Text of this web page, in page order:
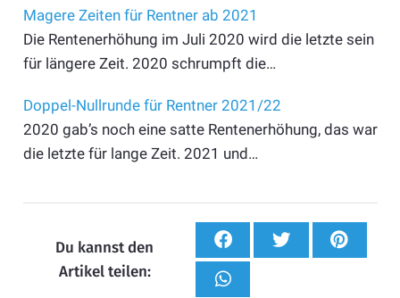
Magere Zeiten für Rentner ab 2021
Die Rentenerhöhung im Juli 2020 wird die letzte sein
für längere Zeit. 2020 schrumpft die…
Doppel-Nullrunde für Rentner 2021/22
2020 gab’s noch eine satte Rentenerhöhung, das war
die letzte für lange Zeit. 2021 und…
Du kannst den
Artikel teilen: